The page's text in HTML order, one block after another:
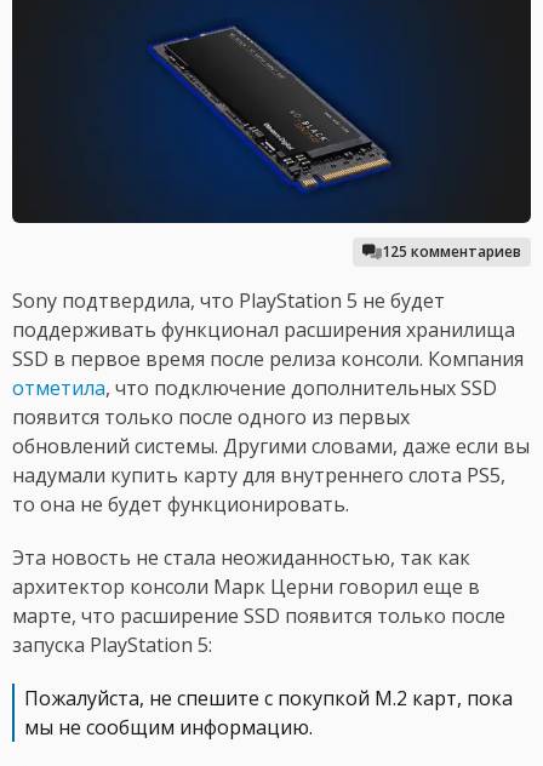
125 комментариев
Sony подтвердила, что PlayStation 5 не будет
поддерживать функционал расширения хранилища
SSD в первое время после релиза консоли. Компания
отметила, что подключение дополнительных SSD
появится только после одного из первых
обновлений системы. Другими словами, даже если вы
надумали купить карту для внутреннего слота PS5,
то она не будет функционировать.
Эта новость не стала неожиданностью, так как
архитектор консоли Марк Церни говорил еще в
марте, что расширение SSD появится только после
запуска PlayStation 5:
Пожалуйста, не спешите с покупкой M.2 карт, пока
мы не сообщим информацию.